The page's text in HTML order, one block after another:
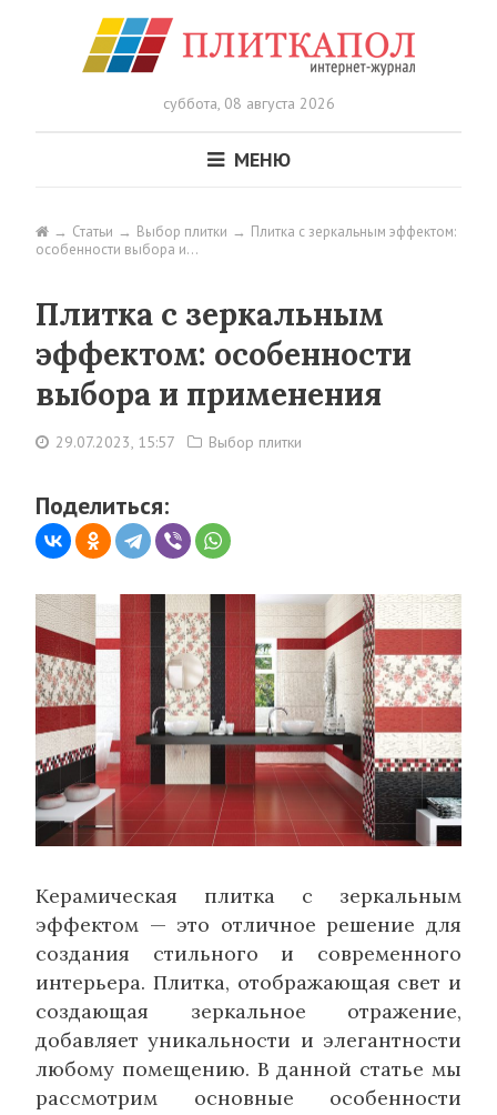
суббота,08 августа 2026
МЕНЮ
Статьи Выбор плитки
Плитка с зеркальным эффектом:
особенности выбора и…
Плитка с зеркальным
эффектом: особенности
выбора и применения
29.07.2023, 15:57 Выбор плитки
Поделиться:
Керамическая плитка с зеркальным
эффектом — это отличное решение для
создания стильного и современного
интерьера. Плитка, отображающая свет и
создающая зеркальное отражение,
добавляет уникальности и элегантности
любому помещению. В данной статье мы
рассмотрим основные особенности